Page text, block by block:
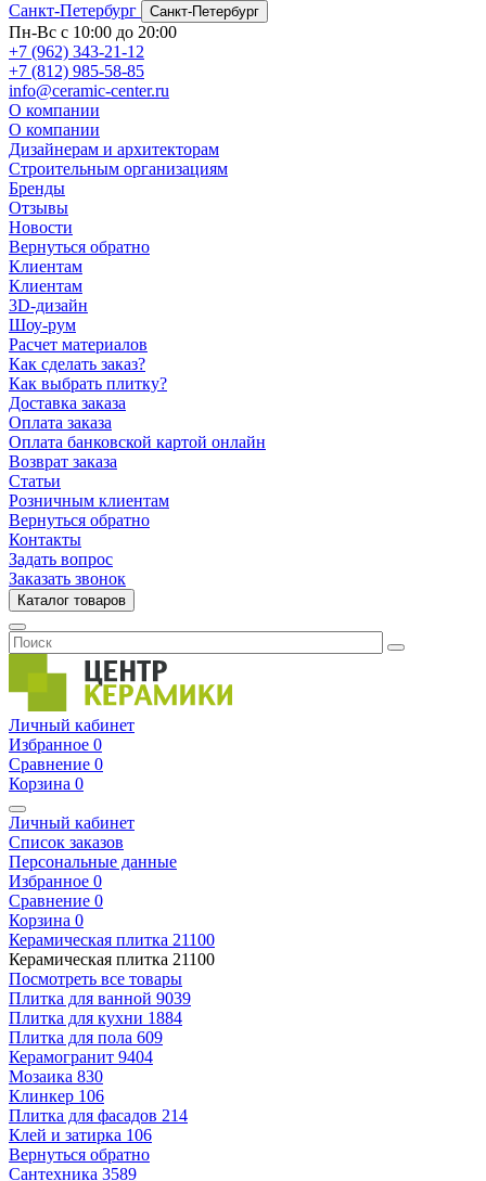
Санкт-Петербург
Санкт-Петербург
Пн-Вс с 10:00 до 20:00
+7 (962) 343-21-12
+7 (812) 985-58-85
info@ceramic-center.ru
О компании
О компании
Дизайнерам и архитекторам
Строительным организациям
Бренды
Отзывы
Новости
Вернуться обратно
Клиентам
Клиентам
3D-дизайн
Шоу-рум
Расчет материалов
Как сделать заказ?
Как выбрать плитку?
Доставка заказа
Оплата заказа
Оплата банковской картой онлайн
Возврат заказа
Статьи
Розничным клиентам
Вернуться обратно
Контакты
Задать вопрос
Заказать звонок
Каталог товаров
Личный кабинет
Избранное 0
Сравнение 0
Корзина 0
Личный кабинет
Список заказов
Персональные данные
Избранное 0
Сравнение 0
Корзина 0
Керамическая плитка 21100
Керамическая плитка 21100
Посмотреть все товары
Плитка для ванной 9039
Плитка для кухни 1884
Плитка для пола 609
Керамогранит 9404
Мозаика 830
Клинкер 106
Плитка для фасадов 214
Клей и затирка 106
Вернуться обратно
Сантехника 3589